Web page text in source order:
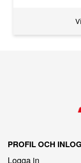
PROFIL OCH
Logga in